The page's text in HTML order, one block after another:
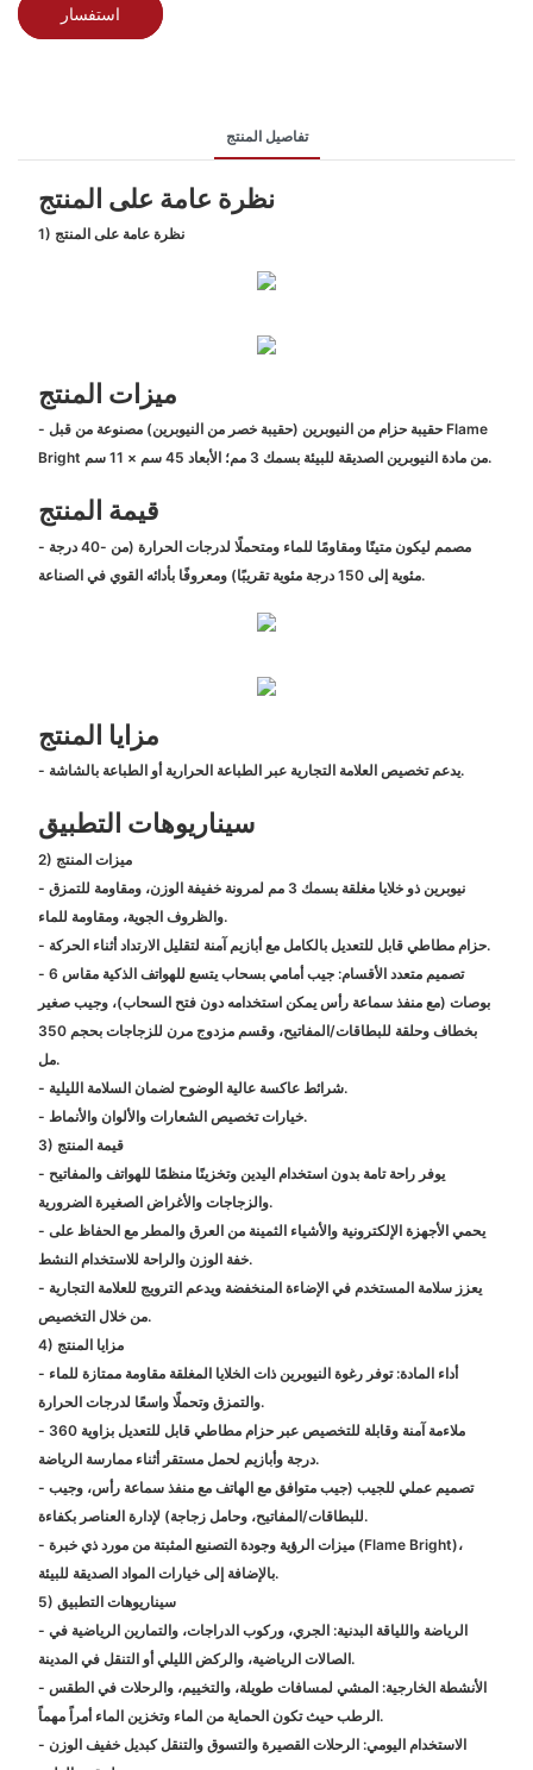
استفسار
تفاصيل المنتج
نظرة عامة على المنتج
1) نظرة عامة على المنتج
ميزات المنتج
- حقيبة حزام من النيوبرين (حقيبة خصر من النيوبرين) مصنوعة من قبل Flame
Bright من مادة النيوبرين الصديقة للبيئة بسمك 3 مم؛ الأبعاد 45 سم × 11 سم.
قيمة المنتج
- مصمم ليكون متينًا ومقاومًا للماء ومتحملًا لدرجات الحرارة (من -40 درجة
مئوية إلى 150 درجة مئوية تقريبًا) ومعروفًا بأدائه القوي في الصناعة.
مزايا المنتج
- يدعم تخصيص العلامة التجارية عبر الطباعة الحرارية أو الطباعة بالشاشة.
سيناريوهات التطبيق
2) ميزات المنتج
- نيوبرين ذو خلايا مغلقة بسمك 3 مم لمرونة خفيفة الوزن، ومقاومة للتمزق
والظروف الجوية، ومقاومة للماء.
- حزام مطاطي قابل للتعديل بالكامل مع أبازيم آمنة لتقليل الارتداد أثناء الحركة.
- تصميم متعدد الأقسام: جيب أمامي بسحاب يتسع للهواتف الذكية مقاس 6
بوصات (مع منفذ سماعة رأس يمكن استخدامه دون فتح السحاب)، وجيب صغير
بخطاف وحلقة للبطاقات/المفاتيح، وقسم مزدوج مرن للزجاجات بحجم 350
مل.
- شرائط عاكسة عالية الوضوح لضمان السلامة الليلية.
- خيارات تخصيص الشعارات والألوان والأنماط.
3) قيمة المنتج
- يوفر راحة تامة بدون استخدام اليدين وتخزينًا منظمًا للهواتف والمفاتيح
والزجاجات والأغراض الصغيرة الضرورية.
- يحمي الأجهزة الإلكترونية والأشياء الثمينة من العرق والمطر مع الحفاظ على
خفة الوزن والراحة للاستخدام النشط.
- يعزز سلامة المستخدم في الإضاءة المنخفضة ويدعم الترويج للعلامة التجارية
من خلال التخصيص.
4) مزايا المنتج
- أداء المادة: توفر رغوة النيوبرين ذات الخلايا المغلقة مقاومة ممتازة للماء
والتمزق وتحملًا واسعًا لدرجات الحرارة.
- ملاءمة آمنة وقابلة للتخصيص عبر حزام مطاطي قابل للتعديل بزاوية 360
درجة وأبازيم لحمل مستقر أثناء ممارسة الرياضة.
- تصميم عملي للجيب (جيب متوافق مع الهاتف مع منفذ سماعة رأس، وجيب
للبطاقات/المفاتيح، وحامل زجاجة) لإدارة العناصر بكفاءة.
- ميزات الرؤية وجودة التصنيع المثبتة من مورد ذي خبرة (Flame Bright)،
بالإضافة إلى خيارات المواد الصديقة للبيئة.
5) سيناريوهات التطبيق
- الرياضة واللياقة البدنية: الجري، وركوب الدراجات، والتمارين الرياضية في
الصالات الرياضية، والركض الليلي أو التنقل في المدينة.
- الأنشطة الخارجية: المشي لمسافات طويلة، والتخييم، والرحلات في الطقس
الرطب حيث تكون الحماية من الماء وتخزين الماء أمراً مهماً.
- الاستخدام اليومي: الرحلات القصيرة والتسوق والتنقل كبديل خفيف الوزن